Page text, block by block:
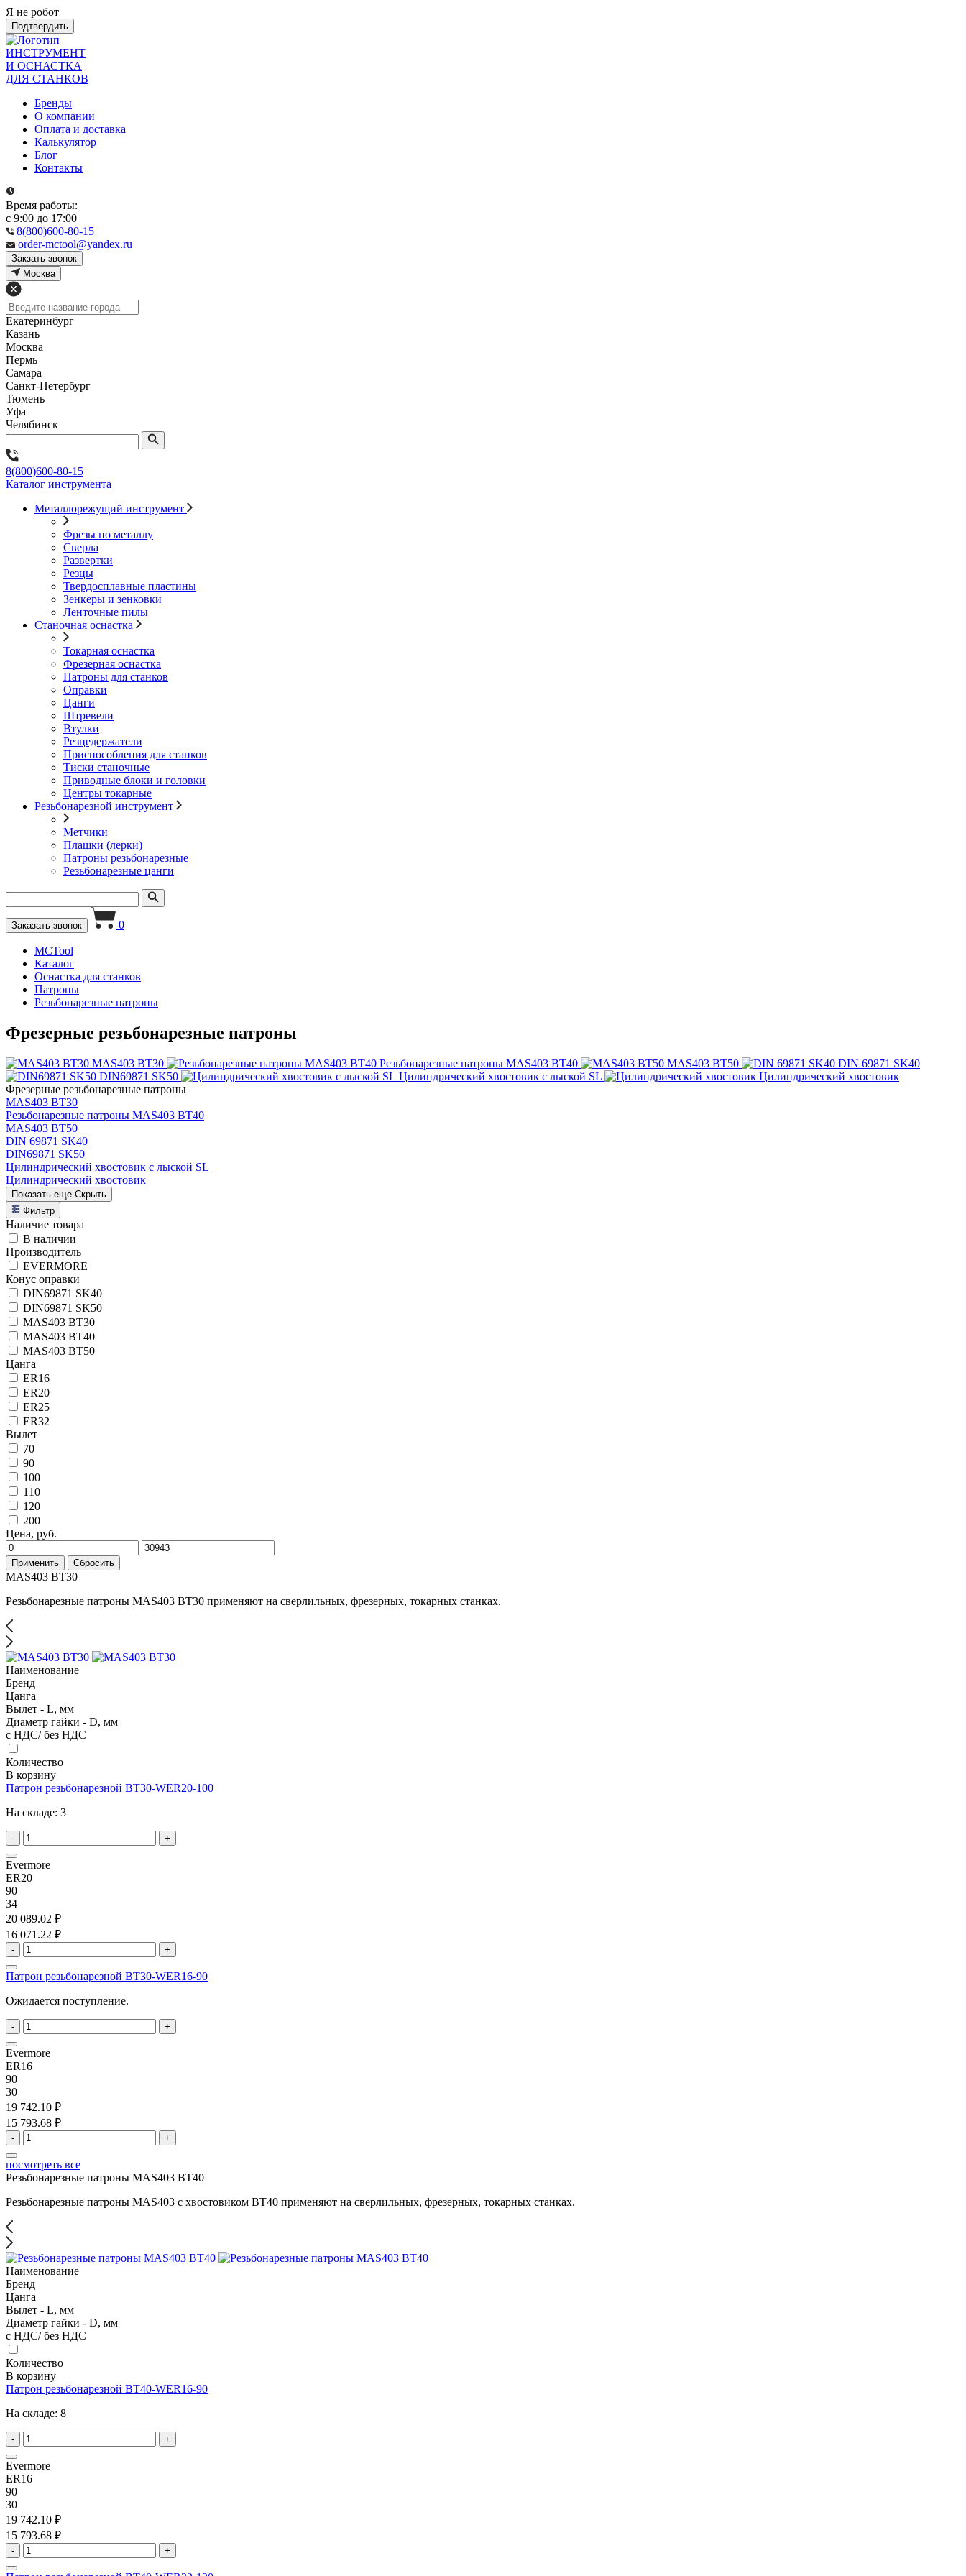
Я не робот
Подтвердить
ИНСТРУМЕНТ
И ОСНАСТКА
ДЛЯ СТАНКОВ
Бренды
О компании
Оплата и доставка
Калькулятор
Блог
Контакты
Время работы:
с 9:00 до 17:00
8(800)600-80-15
order-mctool@yandex.ru
Закзать звонок
Москва
Екатеринбург
Казань
Москва
Пермь
Самара
Санкт-Петербург
Тюмень
Уфа
Челябинск
8(800)600-80-15
Каталог инструмента
Металлорежущий инструмент
Фрезы по металлу
Сверла
Развертки
Резцы
Твердосплавные пластины
Зенкеры и зенковки
Ленточные пилы
Станочная оснастка
Токарная оснастка
Фрезерная оснастка
Патроны для станков
Оправки
Цанги
Штревели
Втулки
Резцедержатели
Приспособления для станков
Тиски станочные
Приводные блоки и головки
Центры токарные
Резьбонарезной инструмент
Метчики
Плашки (лерки)
Патроны резьбонарезные
Резьбонарезные цанги
Заказать звонок 0
MCTool
Каталог
Оснастка для станков
Патроны
Резьбонарезные патроны
Фрезерные резьбонарезные патроны
MAS403 BT30 Резьбонарезные патроны MAS403 BT40 MAS403 BT50
DIN 69871 SK40
DIN69871 SK50
Цилиндрический хвостовик с лыской SL
Цилиндрический хвостовик
Фрезерные резьбонарезные патроны
MAS403 BT30
Резьбонарезные патроны MAS403 BT40
MAS403 BT50
DIN 69871 SK40
DIN69871 SK50
Цилиндрический хвостовик с лыской SL
Цилиндрический хвостовик
Показать еще Скрыть
Фильтр
Наличие товара
В наличии
Производитель
EVERMORE
Конус оправки
DIN69871 SK40
DIN69871 SK50
MAS403 BT30
MAS403 BT40
MAS403 BT50
Цанга
ER16
ER20
ER25
ER32
Вылет
70
90
100
110
120
200
Цена, руб.
Применить Сбросить
MAS403 BT30
Резьбонарезные патроны MAS403 BT30 применяют на сверлильных, фрезерных, токарных станках.
Наименование
Бренд
Цанга
Вылет - L, мм
Диаметр гайки - D, мм
с НДС/ без НДС
Количество
В корзину
Патрон резьбонарезной BT30-WER20-100
На складе: 3
- +
Evermore
ER20
90
34
20 089.02 ₽
16 071.22 ₽
- +
Патрон резьбонарезной BT30-WER16-90
Ожидается поступление.
- +
Evermore
ER16
90
30
19 742.10 ₽
15 793.68 ₽
- +
посмотреть все
Резьбонарезные патроны MAS403 BT40
Резьбонарезные патроны MAS403 с хвостовиком BT40 применяют на сверлильных, фрезерных, токарных станках.
Наименование
Бренд
Цанга
Вылет - L, мм
Диаметр гайки - D, мм
с НДС/ без НДС
Количество
В корзину
Патрон резьбонарезной BT40-WER16-90
На складе: 8
- +
Evermore
ER16
90
30
19 742.10 ₽
15 793.68 ₽
- +